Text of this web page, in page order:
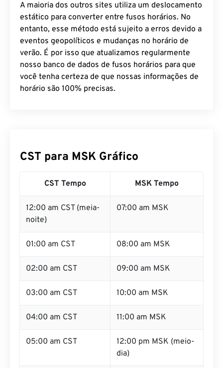
A maioria dos outros sites utiliza um deslocamento
estático para converter entre fusos horários. No
entanto, esse método está sujeito a erros devido a
eventos geopolíticos e mudanças no horário de
verão. É por isso que atualizamos regularmente
nosso banco de dados de fusos horários para que
você tenha certeza de que nossas informações de
horário são 100% precisas.
CST para MSK Gráfico
CST Tempo MSK Tempo
12:00 am CST (meia-
noite)
07:00 am MSK
01:00 am CST 08:00 am MSK
02:00 am CST 09:00 am MSK
03:00 am CST 10:00 am MSK
04:00 am CST 11:00 am MSK
05:00 am CST
12:00 pm MSK (meio-
dia)